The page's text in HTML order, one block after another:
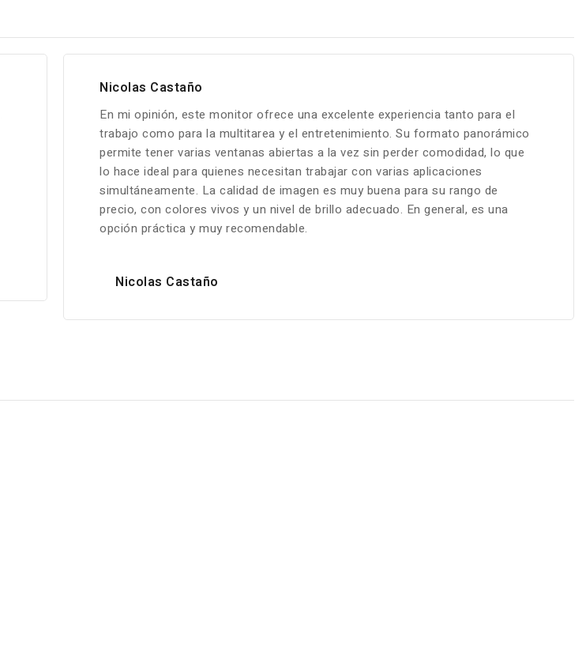
Nicolas Castaño
En mi opinión, este monitor ofrece una excelente experiencia tanto para el
trabajo como para la multitarea y el entretenimiento. Su formato panorámico
permite tener varias ventanas abiertas a la vez sin perder comodidad, lo que
lo hace ideal para quienes necesitan trabajar con varias aplicaciones
simultáneamente. La calidad de imagen es muy buena para su rango de
precio, con colores vivos y un nivel de brillo adecuado. En general, es una
opción práctica y muy recomendable.
Nicolas Castaño